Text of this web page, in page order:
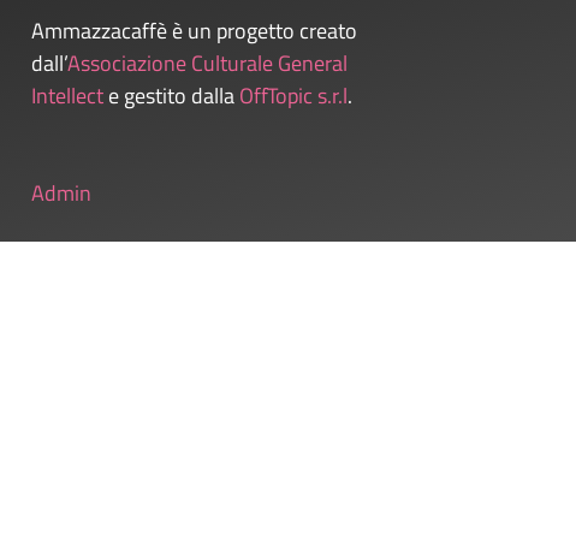
Ammazzacaffè è un progetto creato
dall’Associazione Culturale General
Intellecte gestito dallaOffTopic s.r.l.
Admin